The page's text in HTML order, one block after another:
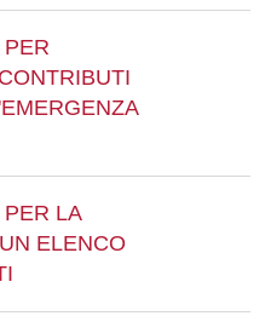
LA
ELENCO